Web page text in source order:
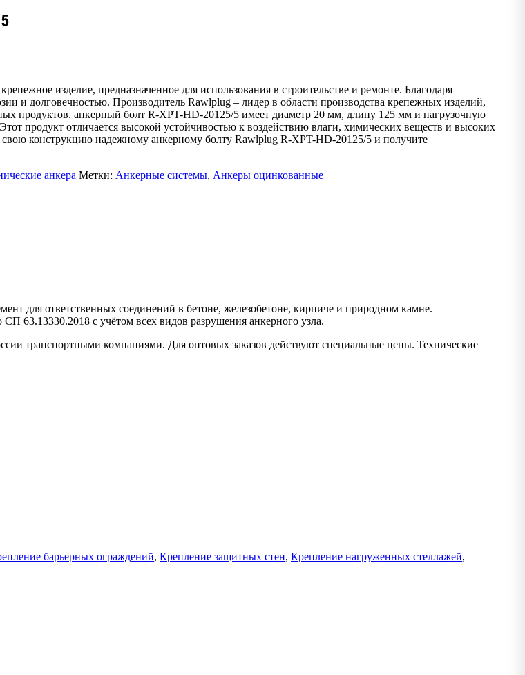
изделие, предназначенное для использования в строительстве и ремонте. Благодаря
и долговечностью. Производитель Rawlplug – лидер в области производства крепежных изделий,
продуктов. анкерный болт R-XPT-HD-20125/5 имеет диаметр 20 мм, длину 125 мм и нагрузочную
продукт отличается высокой устойчивостью к воздействию влаги, химических веществ и высоких
конструкцию надежному анкерному болту Rawlplug R-XPT-HD-20125/5 и получите
анкера Метки: Анкерные системы, Анкеры оцинкованные
для ответственных соединений в бетоне, железобетоне, кирпиче и природном камне.
63.13330.2018 с учётом всех видов разрушения анкерного узла.
транспортными компаниями. Для оптовых заказов действуют специальные цены. Технические
барьерных ограждений, Крепление защитных стен, Крепление нагруженных стеллажей,